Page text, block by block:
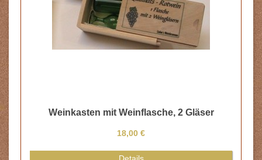
Weinkasten mit Weinflasche, 2 Gläser
18,00 €